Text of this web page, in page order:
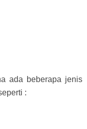
ada beberapa jenis
: